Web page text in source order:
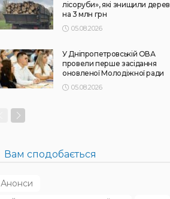
лісоруби», які знищили дерев
на 3 млн грн
05.08.2026
У Дніпропетровській ОВА
провели перше засідання
оновленої Молодіжної ради
05.08.2026
Вам сподобається
Анонси